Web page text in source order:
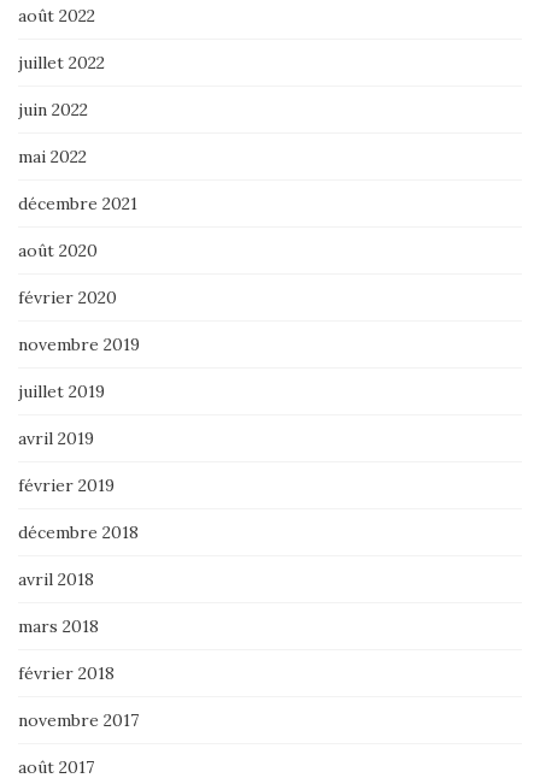
août 2022
juillet 2022
juin 2022
mai 2022
décembre 2021
août 2020
février 2020
novembre 2019
juillet 2019
avril 2019
février 2019
décembre 2018
avril 2018
mars 2018
février 2018
novembre 2017
août 2017